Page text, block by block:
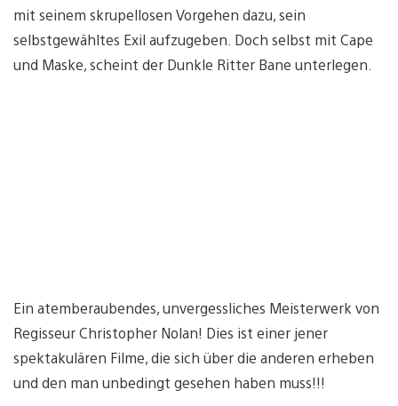
mit seinem skrupellosen Vorgehen dazu, sein
selbstgewähltes Exil aufzugeben. Doch selbst mit Cape
und Maske, scheint der Dunkle Ritter Bane unterlegen.
Ein atemberaubendes, unvergessliches Meisterwerk von
Regisseur Christopher Nolan! Dies ist einer jener
spektakulären Filme, die sich über die anderen erheben
und den man unbedingt gesehen haben muss!!!